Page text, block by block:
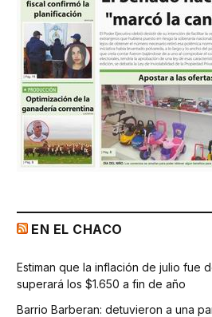
EN EL CHACO
Estiman que la inflación de julio fue
superará los $1.650 a fin de año
Barrio Barberan: detuvieron a una